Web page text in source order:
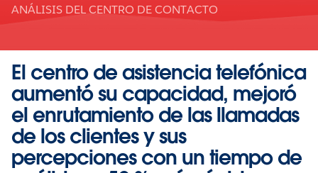
ANÁLISIS DEL CENTRO DE CONTACTO
El centro de asistencia telefónica
aumentó su capacidad, mejoró
el enrutamiento de las llamadas
de los clientes y sus
percepciones con un tiempo de